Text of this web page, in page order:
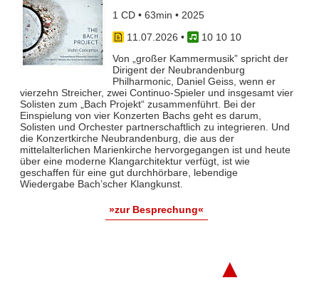
1 CD • 63min • 2025
11.07.2026 •
10 10 10
Von „großer Kammermusik” spricht der
Dirigent der Neubrandenburg
Philharmonic, Daniel Geiss, wenn er
vierzehn Streicher, zwei Continuo-Spieler und insgesamt vier
Solisten zum „Bach Projekt“ zusammenführt. Bei der
Einspielung von vier Konzerten Bachs geht es darum,
Solisten und Orchester partnerschaftlich zu integrieren. Und
die Konzertkirche Neubrandenburg, die aus der
mittelalterlichen Marienkirche hervorgegangen ist und heute
über eine moderne Klangarchitektur verfügt, ist wie
geschaffen für eine gut durchhörbare, lebendige
Wiedergabe Bach’scher Klangkunst.
»zur Besprechung«
▲